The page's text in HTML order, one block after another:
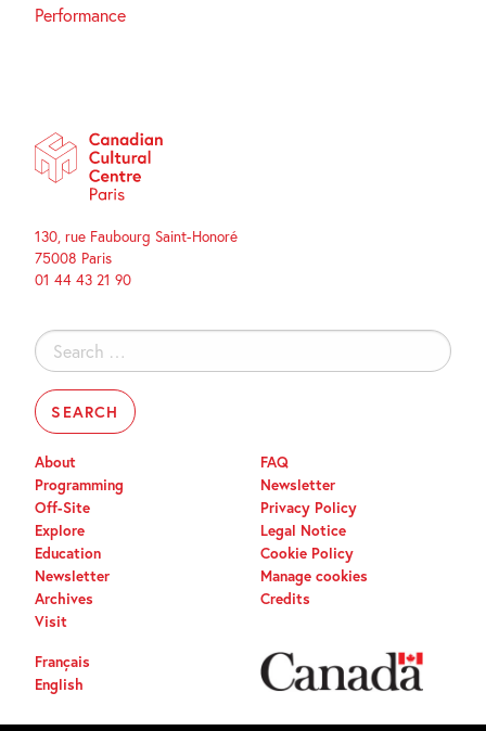
Performance
130, rue Faubourg Saint-Honoré
75008 Paris
01 44 43 21 90
Search
for:
About
Programming
Off-Site
Explore
Education
Newsletter
Archives
Visit
FAQ
Newsletter
Privacy Policy
Legal Notice
Cookie Policy
Manage cookies
Credits
Français
English